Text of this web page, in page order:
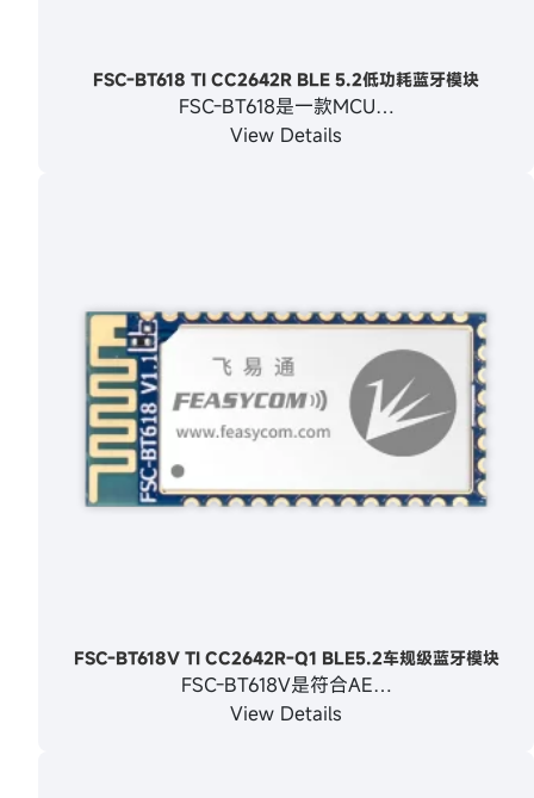
FSC-BT618 TI CC2642R BLE 5.2低功耗蓝牙模块
FSC-BT618是一款MCU…
View Details
FSC-BT618V TI CC2642R-Q1 BLE5.2车规级蓝牙模块
FSC-BT618V是符合AE…
View Details